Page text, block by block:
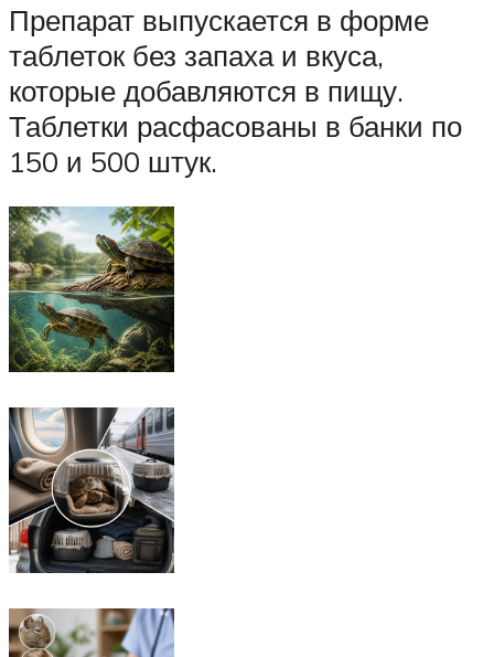
Препарат выпускается в форме
таблеток без запаха и вкуса,
которые добавляются в пищу.
Таблетки расфасованы в банки по
150 и 500 штук.